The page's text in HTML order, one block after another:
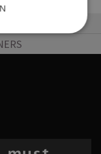
βασικές
χρήστη και τη